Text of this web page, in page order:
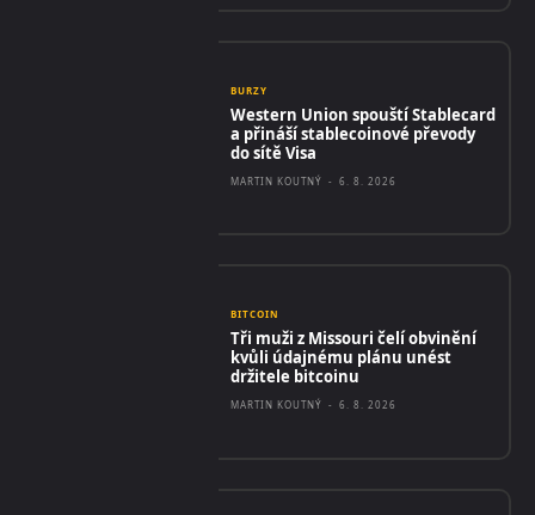
BURZY
Western Union spouští Stablecard
a přináší stablecoinové převody
do sítě Visa
MARTIN KOUTNÝ - 6. 8. 2026
BITCOIN
Tři muži z Missouri čelí obvinění
kvůli údajnému plánu unést
držitele bitcoinu
MARTIN KOUTNÝ - 6. 8. 2026